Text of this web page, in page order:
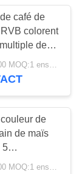
16
café de
colorent
de
de
de maïs
5
intelligente
$12500-$19000 MOQ:1 ensemble